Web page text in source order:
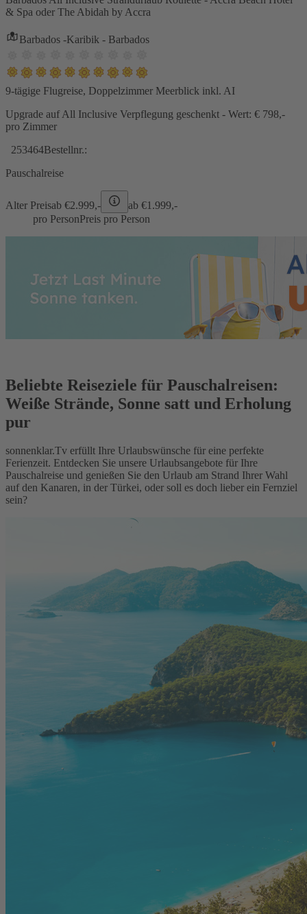
& Spa oder The Abidah by Accra
Barbados -Karibik - Barbados
9-tägige Flugreise, Doppelzimmer Meerblick inkl. AI
Upgrade auf All Inclusive Verpflegung geschenkt - Wert: € 798,-
pro Zimmer
253464Bestellnr.:
Pauschalreise
Alter Preisab €2.999,- ab €1.999,-
pro PersonPreis pro Person
Beliebte Reiseziele für Pauschalreisen:
Weiße Strände, Sonne satt und Erholung
pur
sonnenklar.Tv erfüllt Ihre Urlaubswünsche für eine perfekte
Ferienzeit. Entdecken Sie unsere Urlaubsangebote für Ihre
Pauschalreise und genießen Sie den Urlaub am Strand Ihrer Wahl
auf den Kanaren, in der Türkei, oder soll es doch lieber ein Fernziel
sein?